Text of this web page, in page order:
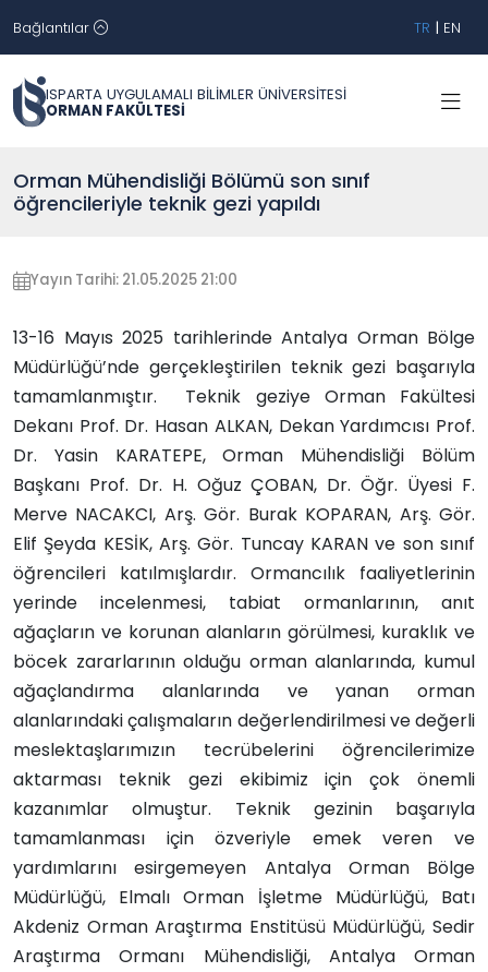
Bağlantılar TR | EN
ISPARTA UYGULAMALI BİLİMLER ÜNİVERSİTESİ
ORMAN FAKÜLTESİ
Orman Mühendisliği Bölümü son sınıf
öğrencileriyle teknik gezi yapıldı
Yayın Tarihi: 21.05.2025 21:00
13-16 Mayıs 2025 tarihlerinde Antalya Orman Bölge
Müdürlüğü’nde gerçekleştirilen teknik gezi başarıyla
tamamlanmıştır. Teknik geziye Orman Fakültesi
Dekanı Prof. Dr. Hasan ALKAN, Dekan Yardımcısı Prof.
Dr. Yasin KARATEPE, Orman Mühendisliği Bölüm
Başkanı Prof. Dr. H. Oğuz ÇOBAN, Dr. Öğr. Üyesi F.
Merve NACAKCI, Arş. Gör. Burak KOPARAN, Arş. Gör.
Elif Şeyda KESİK, Arş. Gör. Tuncay KARAN ve son sınıf
öğrencileri katılmışlardır. Ormancılık faaliyetlerinin
yerinde incelenmesi, tabiat ormanlarının, anıt
ağaçların ve korunan alanların görülmesi, kuraklık ve
böcek zararlarının olduğu orman alanlarında, kumul
ağaçlandırma alanlarında ve yanan orman
alanlarındaki çalışmaların değerlendirilmesi ve değerli
meslektaşlarımızın tecrübelerini öğrencilerimize
aktarması teknik gezi ekibimiz için çok önemli
kazanımlar olmuştur. Teknik gezinin başarıyla
tamamlanması için özveriyle emek veren ve
yardımlarını esirgemeyen Antalya Orman Bölge
Müdürlüğü, Elmalı Orman İşletme Müdürlüğü, Batı
Akdeniz Orman Araştırma Enstitüsü Müdürlüğü, Sedir
Araştırma Ormanı Mühendisliği, Antalya Orman